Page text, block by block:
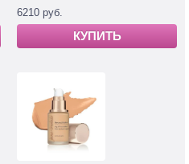
6210 руб.
КУПИТЬ